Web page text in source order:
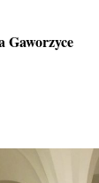
Gaworzyce